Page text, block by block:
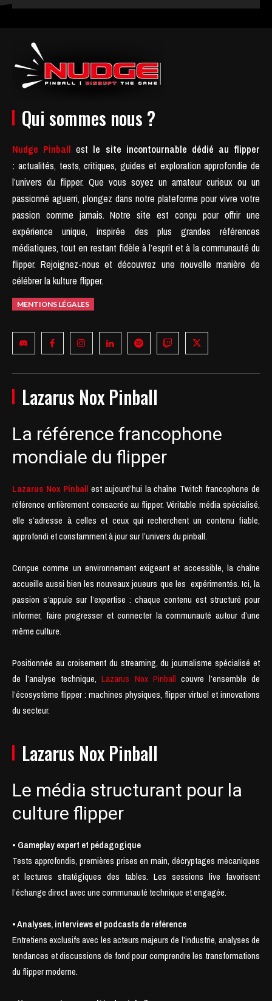
Qui sommes nous ?
Nudge Pinball est le site incontournable dédié au flipper
: actualités, tests, critiques, guides et exploration approfondie de
l’univers du flipper. Que vous soyez un amateur curieux ou un
passionné aguerri, plongez dans notre plateforme pour vivre votre
passion comme jamais. Notre site est conçu pour offrir une
expérience unique, inspirée des plus grandes références
médiatiques, tout en restant fidèle à l’esprit et à la communauté du
flipper. Rejoignez-nous et découvrez une nouvelle manière de
célébrer la kulture flipper.
MENTIONS LÉGALES
Lazarus Nox Pinball
La référence francophone
mondiale du flipper
Lazarus Nox Pinball est aujourd’hui la chaîne Twitch francophone de
référence entièrement consacrée au flipper. Véritable média spécialisé,
elle s’adresse à celles et ceux qui recherchent un contenu fiable,
approfondi et constamment à jour sur l’univers du pinball.
Conçue comme un environnement exigeant et accessible, la chaîne
accueille aussi bien les nouveaux joueurs que les expérimentés. Ici, la
passion s’appuie sur l’expertise : chaque contenu est structuré pour
informer, faire progresser et connecter la communauté autour d’une
même culture.
Positionnée au croisement du streaming, du journalisme spécialisé et
de l’analyse technique,Lazarus Nox Pinball couvre l’ensemble de
l’écosystème flipper : machines physiques, flipper virtuel et innovations
du secteur.
Lazarus Nox Pinball
Le média structurant pour la
culture flipper
• Gameplay expert et pédagogique
Tests approfondis, premières prises en main, décryptages mécaniques
et lectures stratégiques des tables. Les sessions live favorisent
l’échange direct avec une communauté technique et engagée.
• Analyses, interviews et podcasts de référence
Entretiens exclusifs avec les acteurs majeurs de l’industrie, analyses de
tendances et discussions de fond pour comprendre les transformations
du flipper moderne.